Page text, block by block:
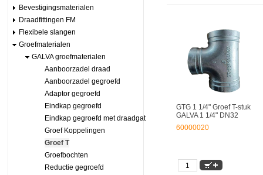
Bevestigingsmaterialen
Draadfittingen FM
Flexibele slangen
Groefmaterialen
GALVA groefmaterialen
Aanboorzadel draad
Aanboorzadel gegroefd
Adaptor gegroefd
Eindkap gegroefd
Eindkap gegroefd met draadgat
Groef Koppelingen
Groef T
Groefbochten
Reductie gegroefd
GTG 1 1/4" Groef T-stuk
GALVA 1 1/4" DN32
60000020